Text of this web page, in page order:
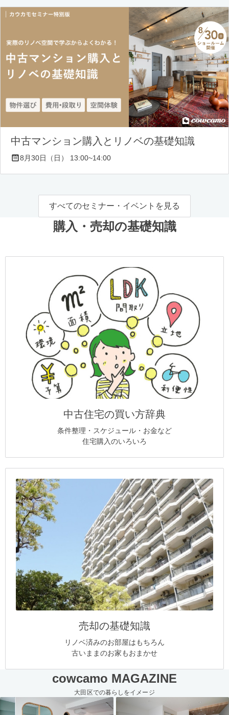
中古マンション購入とリノベの基礎知識
8月30日（日） 13:00~14:00
すべてのセミナー・イベントを見る
購入・売却の基礎知識
中古住宅の買い方辞典
条件整理・スケジュール・お金など
住宅購入のいろいろ
売却の基礎知識
リノベ済みのお部屋はもちろん
古いままのお家もおまかせ
cowcamo MAGAZINE
大田区での暮らしをイメージ